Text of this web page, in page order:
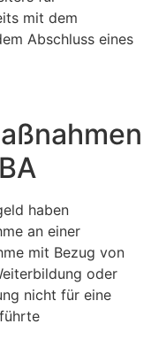
mit dem
Abschluss eines
haben
an einer
mit Bezug von
oder
nicht für eine